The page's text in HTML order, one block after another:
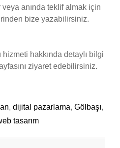
veya anında teklif almak için
bize yazabilirsiniz.
hizmeti hakkında detaylı bilgi
ziyaret edebilirsiniz.
, dijital pazarlama, Gölbaşı,
tasarım